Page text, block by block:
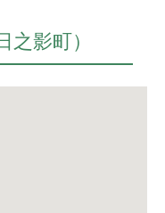
影町）